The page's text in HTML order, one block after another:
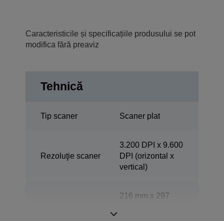
Caracteristicile și specificațiile produsului se pot
modifica fără preaviz
Tehnică
Tip scaner Scaner plat
Rezoluţie scaner
3.200 DPI x 9.600
DPI (orizontal x
vertical)
216 mm x 297